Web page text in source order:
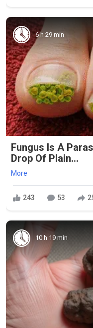
6 h 29 min
Fungus Is A
Drop Of Plain...
More
243 53
10 h 19 min